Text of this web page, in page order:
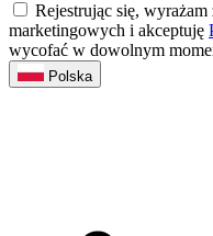
Rejestrując się,
marketingowych i akceptuję
wycofać w dowolnym
Polska